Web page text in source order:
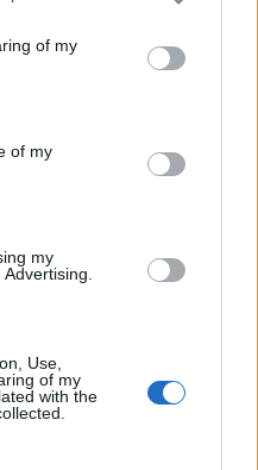
You may click to
and its third-party tags to
purposes in below Google
of my
of my
my
Use,
of my
with the
nomignolo che stonava
assolutamente
, se fosse per il